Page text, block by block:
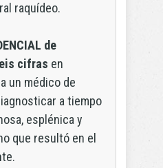
raquídeo.
de
cifras en
un médico de
a tiempo
esplénica y
que resultó en el